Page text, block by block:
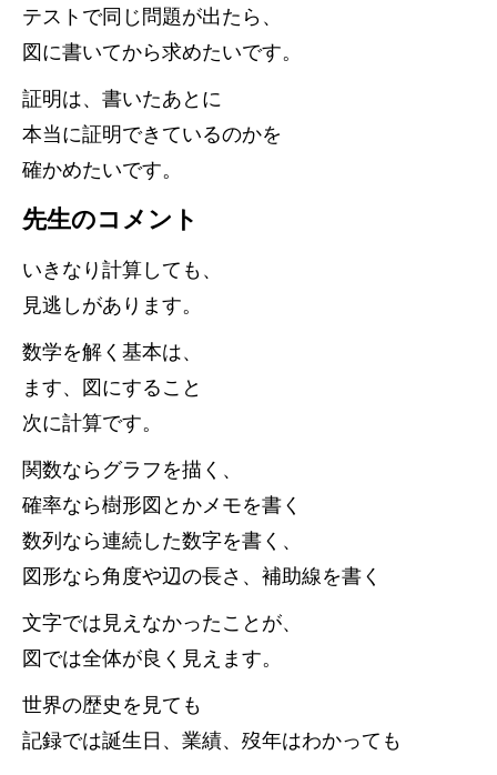
テストで同じ問題が出たら、
図に書いてから求めたいです。
証明は、書いたあとに
本当に証明できているのかを
確かめたいです。
先生のコメント
いきなり計算しても、
見逃しがあります。
数学を解く基本は、
ます、図にすること
次に計算です。
関数ならグラフを描く、
確率なら樹形図とかメモを書く
数列なら連続した数字を書く、
図形なら角度や辺の長さ、補助線を書く
文字では見えなかったことが、
図では全体が良く見えます。
世界の歴史を見ても
記録では誕生日、業績、歿年はわかっても